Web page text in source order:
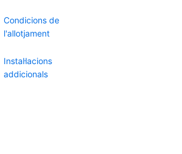
Condicions de
l'allotjament
Instal·lacions
addicionals